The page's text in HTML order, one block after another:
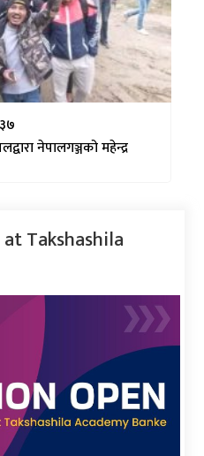
नेपालगञ्जको महेन्द्र
Takshashila